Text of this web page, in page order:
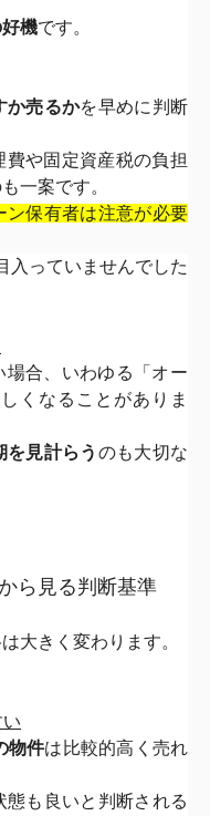
機です。
か売るかを早めに判断
費や固定資産税の負担
一案です。
ン保有者は注意が必要
入っていませんでした
合、いわゆる「 オー
くなることがありま
を見計らう のも大切な
ら見る判断基準
大きく変わります。
物件は比較的高く売れ
も良いと判断される